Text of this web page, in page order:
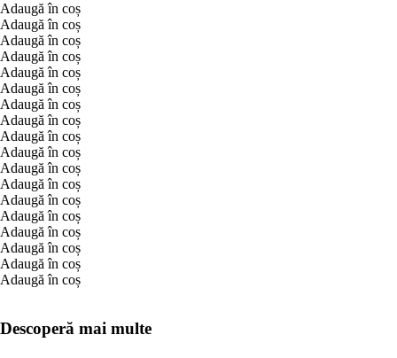
Adaugă în coș
Adaugă în coș
Adaugă în coș
Adaugă în coș
Adaugă în coș
Adaugă în coș
Adaugă în coș
Adaugă în coș
Adaugă în coș
Adaugă în coș
Adaugă în coș
Adaugă în coș
Adaugă în coș
Adaugă în coș
Adaugă în coș
Adaugă în coș
Adaugă în coș
Adaugă în coș
Descoperă mai multe